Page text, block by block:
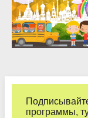
программы,